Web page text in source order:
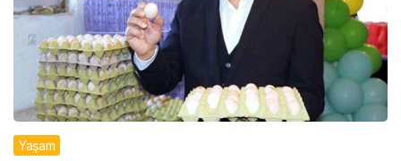
Yaşam